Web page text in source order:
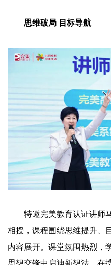
思维破局 目标导航
特邀完美教育认证讲师马
相授，课程围绕思维提升、
内容展开。课堂氛围热烈，
思想交锋中启迪新想法，在